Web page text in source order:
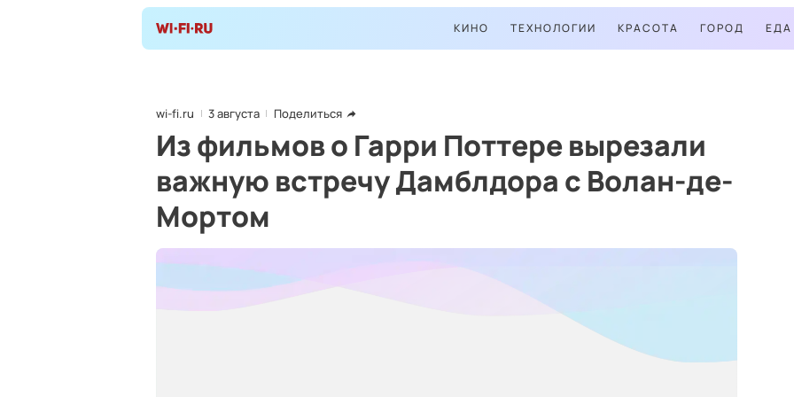
КИНО ТЕХНОЛОГИИ КРАСОТА ГОРОД ЕДА
wi-fi.ru 3 августа Поделиться
Из фильмов о Гарри Поттере вырезали
важную встречу Дамблдора с Волан-де-
Мортом